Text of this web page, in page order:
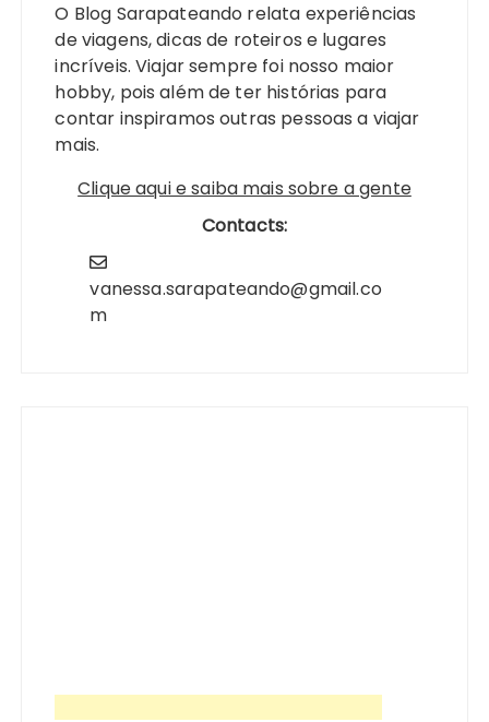
O Blog Sarapateando relata experiências
de viagens, dicas de roteiros e lugares
incríveis. Viajar sempre foi nosso maior
hobby, pois além de ter histórias para
contar inspiramos outras pessoas a viajar
mais.
Clique aqui e saiba mais sobre a gente
Contacts:
vanessa.sarapateando@gmail.co
m